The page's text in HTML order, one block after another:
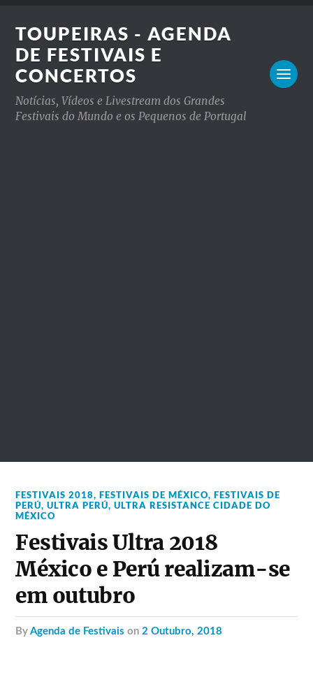
TOUPEIRAS - AGENDA
DE FESTIVAIS E
CONCERTOS
Notícias, Vídeos e Livestream dos Grandes
Festivais do Mundo e os Pequenos de Portugal
FESTIVAIS 2018,FESTIVAIS DE MÉXICO,FESTIVAIS DE
PERÚ,ULTRA PERÚ,ULTRA RESISTANCE CIDADE DO
MÉXICO
Festivais Ultra 2018
México e Perú realizam-se
em outubro
byAgenda de Festivais on2 Outubro, 2018